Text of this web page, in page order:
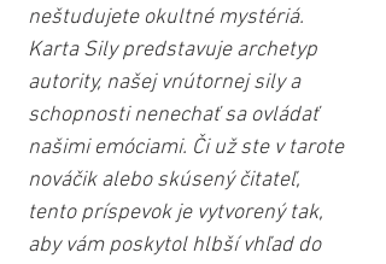
neštudujete okultné mystériá.
Karta Sily predstavuje archetyp
autority, našej vnútornej sily a
schopnosti nenechať sa ovládať
našimi emóciami. Či už ste v tarote
nováčik alebo skúsený čitateľ,
tento príspevok je vytvorený tak,
aby vám poskytol hlbší vhľad do